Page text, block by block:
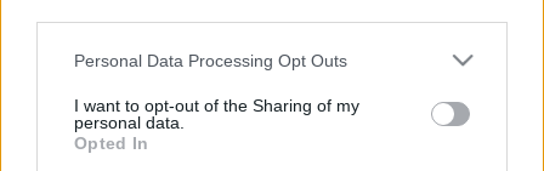
Please note that this website/app uses one or more Google
not limited to your visit or usage behaviour. You may click to
grant or deny consent to Google and its third-party tags to
use your data for below specified purposes in below Google
Personal Data Processing Opt Outs
I want to opt-out of the Sharing of my
personal data.
Opted In
"Európa legnagyobb szoborparkja": a
Kerepesi Temető
aesculus•2011. június 10.